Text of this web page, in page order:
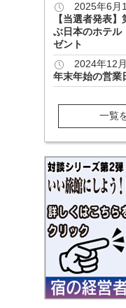
2025年6月
【当選者発表
ぶ日本のホテル
ゼント
2024年12
年末年始の営業
一覧